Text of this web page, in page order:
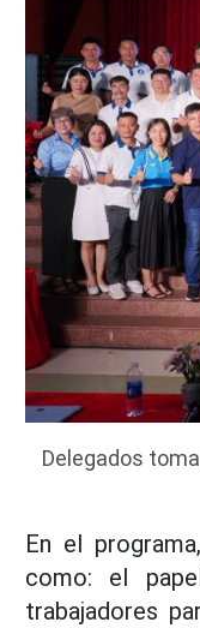
Delegados
En el
como: el
trabajadores